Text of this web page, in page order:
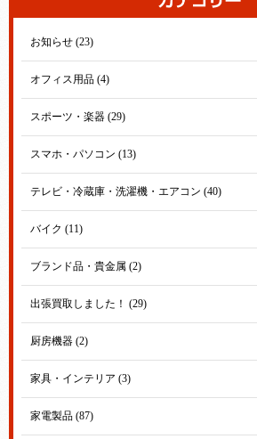
お知らせ (23)
オフィス用品 (4)
スポーツ・楽器 (29)
スマホ・パソコン (13)
テレビ・冷蔵庫・洗濯機・エアコン (40)
バイク (11)
ブランド品・貴金属 (2)
出張買取しました！ (29)
厨房機器 (2)
家具・インテリア (3)
家電製品 (87)